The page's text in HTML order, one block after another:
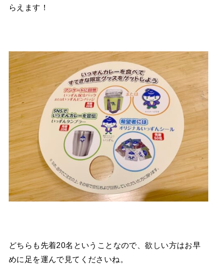
らえます！
どちらも先着20名ということなので、欲しい方はお早
めに足を運んで見てくださいね。